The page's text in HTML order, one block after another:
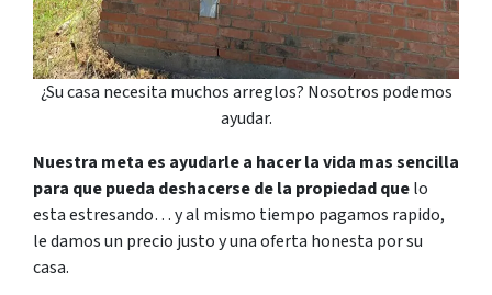
¿Su casa necesita muchos arreglos? Nosotros podemos
ayudar.
Nuestra meta es ayudarle a hacer la vida mas sencilla
para que pueda deshacerse de la propiedad quelo
esta estresando… y al mismo tiempo pagamos rapido,
le damos un precio justo y una oferta honesta por su
casa.